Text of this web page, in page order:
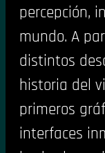
percepción,
mundo. A
distintos
historia del
primeros
interfaces